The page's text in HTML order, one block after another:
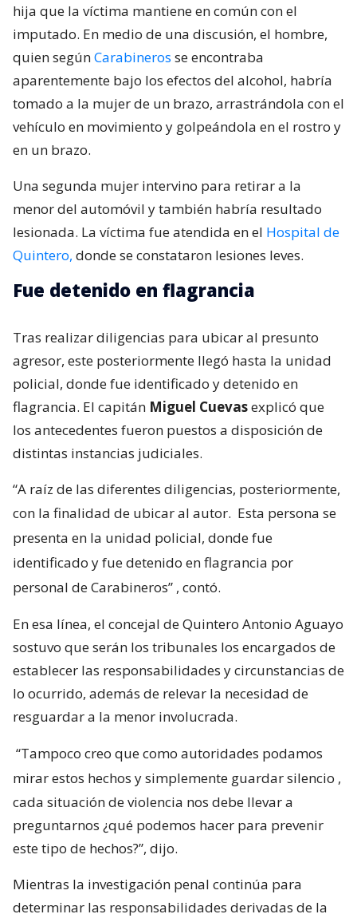
hija que la víctima mantiene en común con el
imputado. En medio de una discusión, el hombre,
quien segúnCarabineros se encontraba
aparentemente bajo los efectos del alcohol, habría
tomado a la mujer de un brazo, arrastrándola con el
vehículo en movimiento y golpeándola en el rostro y
en un brazo.
Una segunda mujer intervino para retirar a la
menor del automóvil y también habría resultado
lesionada. La víctima fue atendida en el Hospital de
Quintero, donde se constataron lesiones leves.
Fue detenido en flagrancia
Tras realizar diligencias para ubicar al presunto
agresor, este posteriormente llegó hasta la unidad
policial, donde fue identificado y detenido en
flagrancia. El capitán Miguel Cuevasexplicó que
los antecedentes fueron puestos a disposición de
distintas instancias judiciales.
“A raíz de las diferentes diligencias, posteriormente,
con la finalidad de ubicar al autor. Esta persona se
presenta en la unidad policial, donde fue
identificado y fue detenido en flagrancia por
personal de Carabineros” , contó.
En esa línea, el concejal de Quintero Antonio Aguayo
sostuvo que serán los tribunales los encargados de
establecer las responsabilidades y circunstancias de
lo ocurrido, además de relevar la necesidad de
resguardar a la menor involucrada.
“Tampoco creo que como autoridades podamos
mirar estos hechos y simplemente guardar silencio ,
cada situación de violencia nos debe llevar a
preguntarnos ¿qué podemos hacer para prevenir
este tipo de hechos?”, dijo.
Mientras la investigación penal continúa para
determinar las responsabilidades derivadas de la